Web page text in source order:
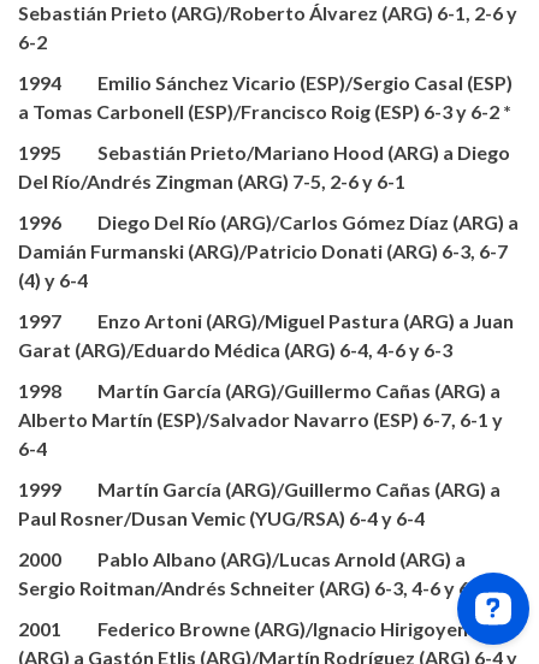
Sebastián Prieto (ARG)/Roberto Álvarez (ARG) 6-1, 2-6 y
6-2
1994 Emilio Sánchez Vicario (ESP)/Sergio Casal (ESP)
a Tomas Carbonell (ESP)/Francisco Roig (ESP) 6-3 y 6-2 *
1995 Sebastián Prieto/Mariano Hood (ARG) a Diego
Del Río/Andrés Zingman (ARG) 7-5, 2-6 y 6-1
1996 Diego Del Río (ARG)/Carlos Gómez Díaz (ARG) a
Damián Furmanski (ARG)/Patricio Donati (ARG) 6-3, 6-7
(4) y 6-4
1997 Enzo Artoni (ARG)/Miguel Pastura (ARG) a Juan
Garat (ARG)/Eduardo Médica (ARG) 6-4, 4-6 y 6-3
1998 Martín García (ARG)/Guillermo Cañas (ARG) a
Alberto Martín (ESP)/Salvador Navarro (ESP) 6-7, 6-1 y
6-4
1999 Martín García (ARG)/Guillermo Cañas (ARG) a
Paul Rosner/Dusan Vemic (YUG/RSA) 6-4 y 6-4
2000 Pablo Albano (ARG)/Lucas Arnold (ARG) a
Sergio Roitman/Andrés Schneiter (ARG) 6-3, 4-6 y 6-2
2001 Federico Browne (ARG)/Ignacio Hirigoyen
(ARG) a Gastón Etlis (ARG)/Martín Rodríguez (ARG) 6-4 y